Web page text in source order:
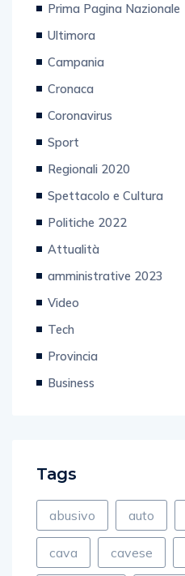
Prima Pagina Nazionale
Ultimora
Campania
Cronaca
Coronavirus
Sport
Regionali 2020
Spettacolo e Cultura
Politiche 2022
Attualità
amministrative 2023
Video
Tech
Provincia
Business
Tags
abusivo auto
cava cavese